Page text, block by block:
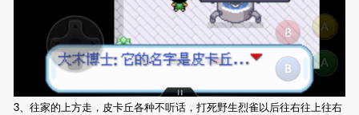
3、往家的上方走，皮卡丘各种不听话，打死野生烈雀以后往右往上往右